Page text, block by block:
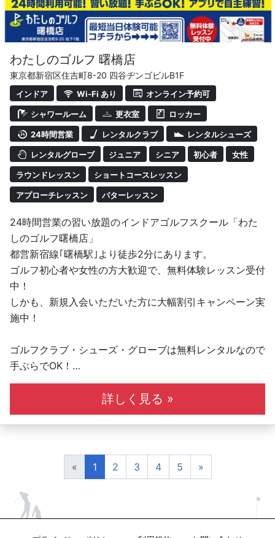
わたしのゴルフ 曙橋店
東京都新宿区住吉町8-20 四谷ヂンゴビルB1F
インドア Wi-Fi あり オンライン予約可
シャワールーム 更衣室 ロッカー
24時間営業 レンタルクラブ レンタルシューズ
レンタルグローブ ジュニア シニア 初心者 女性
ラウンドレッスン ショートコースレッスン
アプローチレッスン パターレッスン
24時間営業の習い放題のインドアゴルフスクール「わた
しのゴルフ曙橋店」
都営新宿線｢曙橋駅｣より徒歩2分にあります。
ゴルフ初心者や女性の方大歓迎で、無料体験レッスン受付
中！
しかも、新規入会いただいた方に大幅割引キャンペーン実
施中！
ゴルフクラブ・シューズ・グローブは無料レンタルなので
手ぶらでOK！
全打席オリジナルスイング解析機完備！弾道測定機「スカ
イトラック」も利用可能！
全5打席の内、1打席はレフティ優先打席です。レフティ
用のレンタルクラブもご用意しています！
系列全店の利用が可能で、レッスンだけでなく、
打ちっぱなしとして施設をご利用いただくことも可能で
す！
詳しく見る »
« 1 2 3 4 5 »